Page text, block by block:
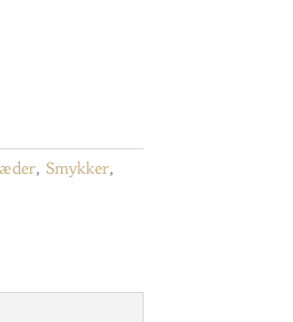
, Smykker,